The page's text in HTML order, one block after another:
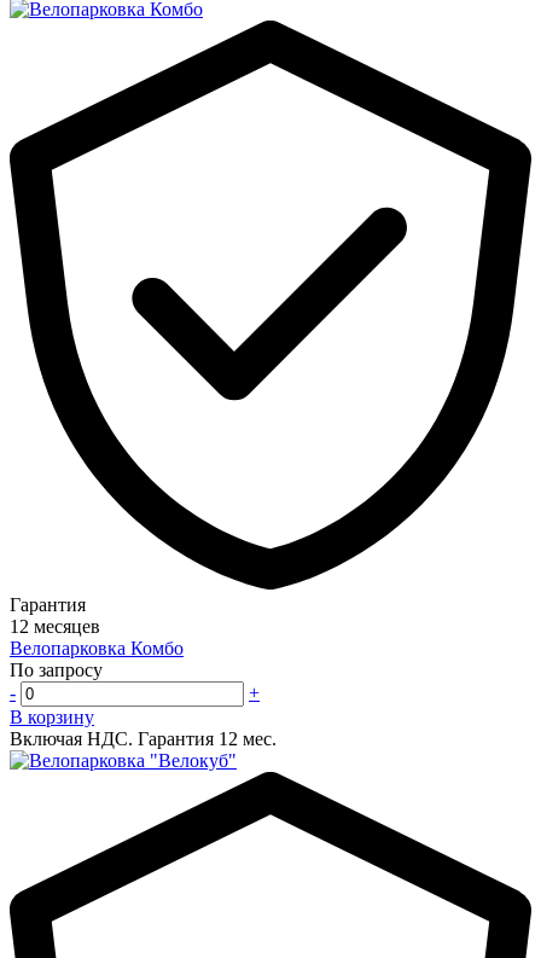
Гарантия
12 месяцев
Велопарковка Комбо
По запросу
-
+
В корзину
Включая НДС. Гарантия 12 мес.